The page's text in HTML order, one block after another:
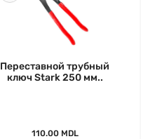
Переставной трубный
ключ Stark 250 мм..
110.00 MDL